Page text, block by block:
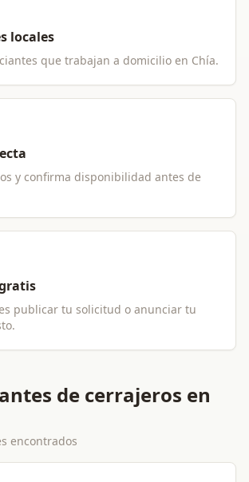
locales
que trabajan a domicilio en Chía.
y confirma disponibilidad antes de
publicar tu solicitud o anunciar tu
de cerrajeros en
encontrados